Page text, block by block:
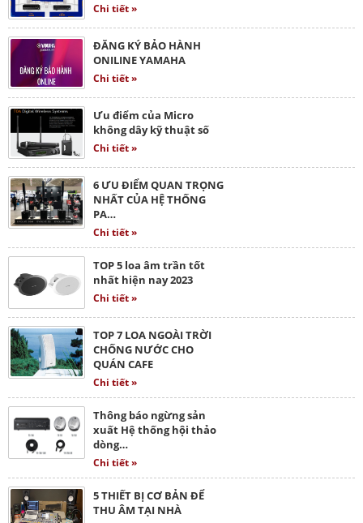
Chi tiết »
ĐĂNG KÝ BẢO HÀNH
ONILINE YAMAHA
Chi tiết »
Ưu điểm của Micro
không dây kỹ thuật số
Chi tiết »
6 ƯU ĐIỂM QUAN TRỌNG
NHẤT CỦA HỆ THỐNG
PA…
Chi tiết »
TOP 5 loa âm trần tốt
nhất hiện nay 2023
Chi tiết »
TOP 7 LOA NGOÀI TRỜI
CHỐNG NƯỚC CHO
QUÁN CAFE
Chi tiết »
Thông báo ngừng sản
xuất Hệ thống hội thảo
dòng…
Chi tiết »
5 THIẾT BỊ CƠ BẢN ĐỂ
THU ÂM TẠI NHÀ